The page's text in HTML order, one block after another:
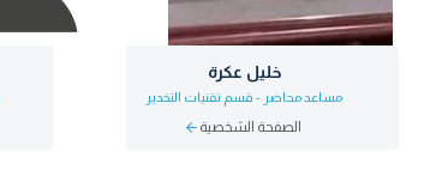
خليل عكرة
مساعد محاضر - قسم تقنيات التخدير
الصفحة الشخصية